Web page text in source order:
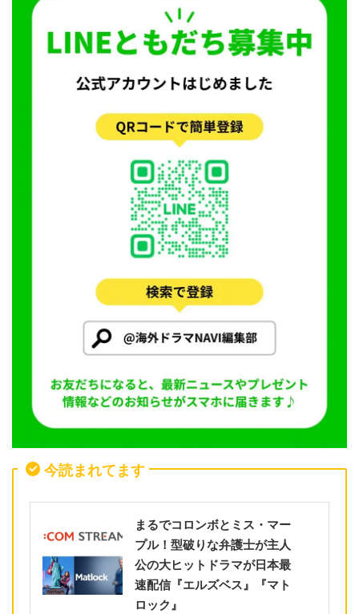
今読まれてます
まるでコロンボとミス・マー
プル！型破りな弁護士が主人
公の大ヒットドラマが日本最
速配信『エルズベス』『マト
ロック』